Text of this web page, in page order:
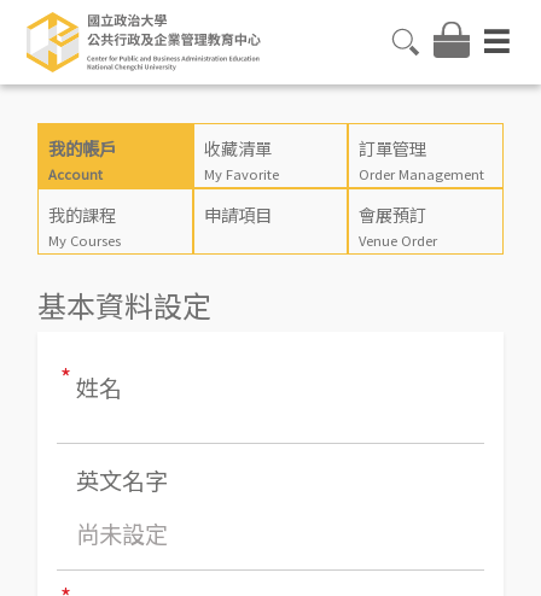
我的帳戶
Account
收藏清單
My Favorite
訂單管理
Order Management
我的課程
My Courses
申請項目 會展預訂
Venue Order
基本資料設定
*姓名
英文名字
尚未設定